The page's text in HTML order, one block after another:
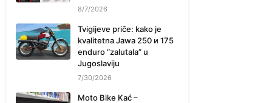
8/7/2026
Tvigijeve priče: kako je
kvalitetna Jawa 250 и 175
enduro “zalutala” u
Jugoslaviju
7/30/2026
Moto Bike Kać –